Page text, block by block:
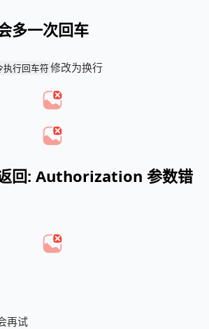
多一次回车
执行回车符 修改为换行
回: Authorization 参数错
再试